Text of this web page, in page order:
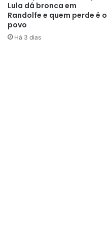
Lula dá bronca em
Randolfe e quem perde é o
povo
Há 3 dias